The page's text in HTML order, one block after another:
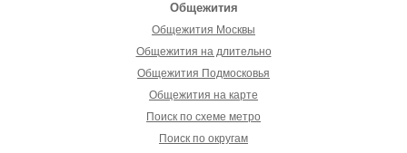
Общежития
Общежития Москвы
Общежития на длительно
Общежития Подмосковья
Общежития на карте
Поиск по схеме метро
Поиск по округам